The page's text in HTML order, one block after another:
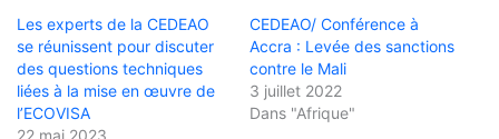
Les experts de la CEDEAO
se réunissent pour discuter
des questions techniques
liées à la mise en œuvre de
l’ECOVISA
22 mai 2023
CEDEAO/ Conférence à
Accra : Levée des sanctions
contre le Mali
3 juillet 2022
Dans "Afrique"